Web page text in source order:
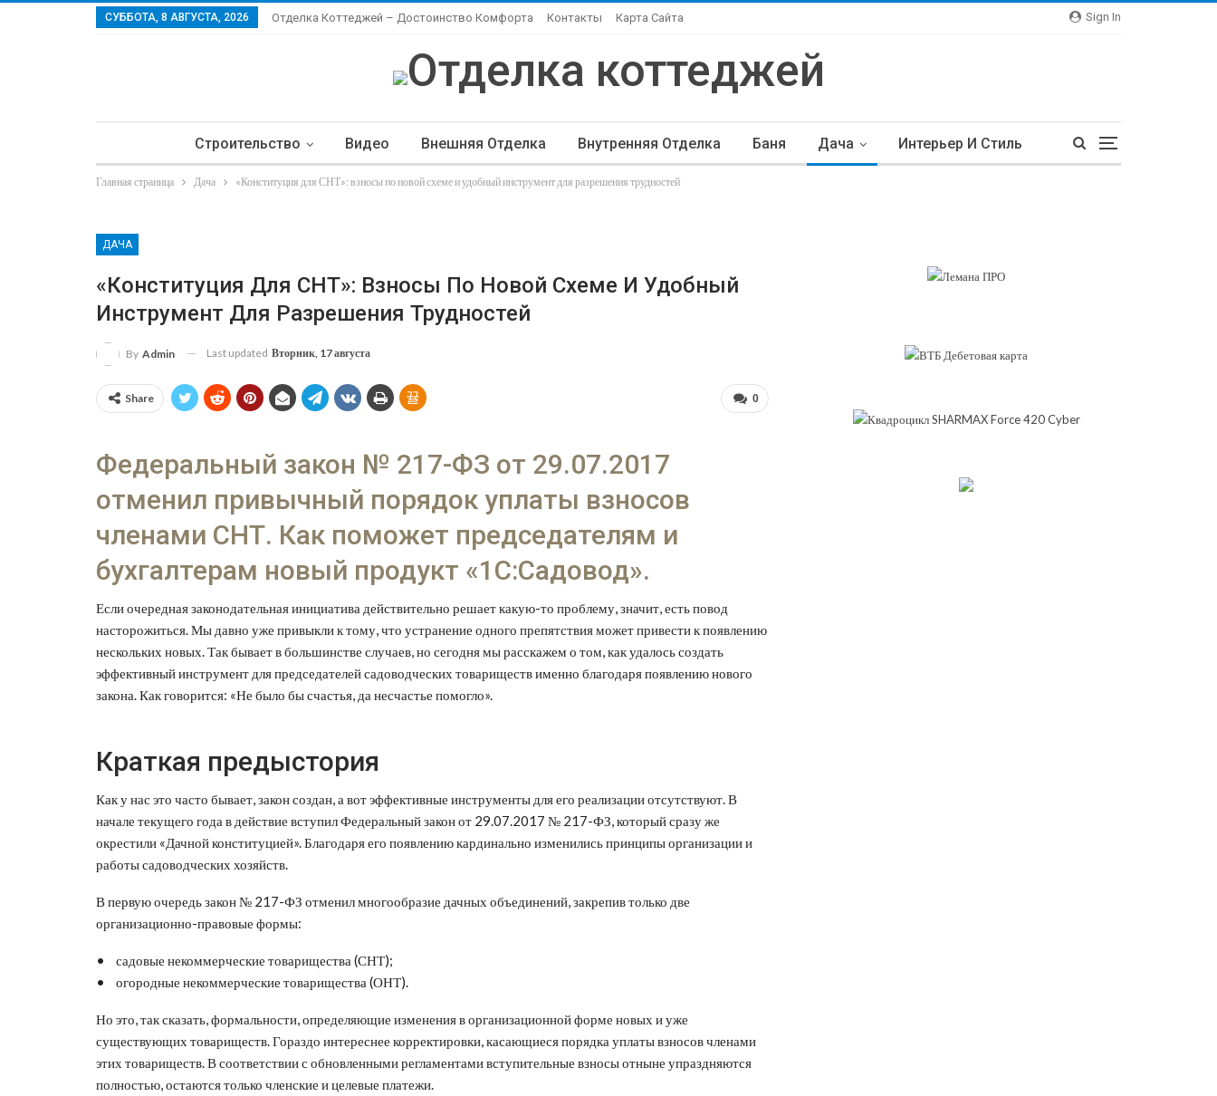
Sign In
СУББОТА, 8 АВГУСТА, 2026 Отделка Коттеджей – Достоинство Комфорта Контакты Карта Сайта
Строительство Видео Внешняя Отделка Внутренняя Отделка Баня Дача Интерьер И Стиль
Ландшафтный Дизайн Элитная Отделка
Главная страница Дача «Конституция для СНТ»: взносы по новой схеме и удобный инструмент для разрешения трудностей
ДАЧА
«Конституция Для СНТ»: Взносы По Новой Схеме И Удобный
Инструмент Для Разрешения Трудностей
By Admin Last updated Вторник, 17 августа
0
Share
Федеральный закон № 217-ФЗ от 29.07.2017
отменил привычный порядок уплаты взносов
членами СНТ. Как поможет председателям и
бухгалтерам новый продукт «1С:Садовод».
Если очередная законодательная инициатива действительно решает какую-то проблему, значит, есть повод
насторожиться. Мы давно уже привыкли к тому, что устранение одного препятствия может привести к появлению
нескольких новых.Так бывает в большинстве случаев, но сегодня мы расскажем о том, как удалось создать
эффективный инструмент для председателей садоводческих товариществ именно благодаря появлению нового
закона. Как говорится: «Не было бы счастья, да несчастье помогло».
Краткая предыстория
Как у нас это часто бывает, закон создан, а вот эффективные инструменты для его реализации отсутствуют. В
начале текущего года в действие вступил Федеральный закон от 29.07.2017 № 217-ФЗ, который сразу же
окрестили «Дачной конституцией». Благодаря его появлению кардинально изменились принципы организации и
работы садоводческих хозяйств.
В первую очередь закон № 217-ФЗ отменил многообразие дачных объединений, закрепив только две
организационно-правовые формы:
• садовые некоммерческие товарищества (СНТ);
• огородные некоммерческие товарищества (ОНТ).
Но это, так сказать, формальности, определяющие изменения в организационной форме новых и уже
существующих товариществ. Гораздо интереснее корректировки, касающиеся порядка уплаты взносов членами
этих товариществ. В соответствии с обновленными регламентами вступительные взносы отныне упраздняются
полностью, остаются только членские и целевые платежи.